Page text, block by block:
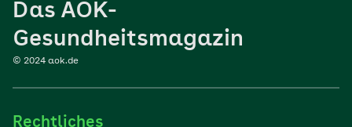
Sport
Das AOK-
Gesundheitsmagazin
© 2024 aok.de
Rechtliches